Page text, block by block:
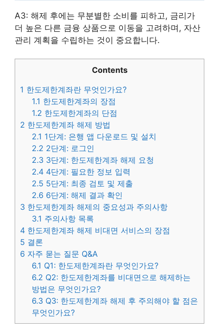
A3: 해제 후에는 무분별한 소비를 피하고, 금리가
더 높은 다른 금융 상품으로 이동을 고려하며, 자산
관리 계획을 수립하는 것이 중요합니다.
Contents
1 한도제한계좌란 무엇인가요?
1.1 한도제한계좌의 장점
1.2 한도제한계좌의 단점
2 한도제한계좌 해제 방법
2.1 1단계: 은행 앱 다운로드 및 설치
2.2 2단계: 로그인
2.3 3단계: 한도제한계좌 해제 요청
2.4 4단계: 필요한 정보 입력
2.5 5단계: 최종 검토 및 제출
2.6 6단계: 해제 결과 확인
3 한도제한계좌 해제의 중요성과 주의사항
3.1 주의사항 목록
4 한도제한계좌 해제 비대면 서비스의 장점
5 결론
6 자주 묻는 질문 Q&A
6.1 Q1: 한도제한계좌란 무엇인가요?
6.2 Q2: 한도제한계좌를 비대면으로 해제하는
방법은 무엇인가요?
6.3 Q3: 한도제한계좌 해제 후 주의해야 할 점은
무엇인가요?